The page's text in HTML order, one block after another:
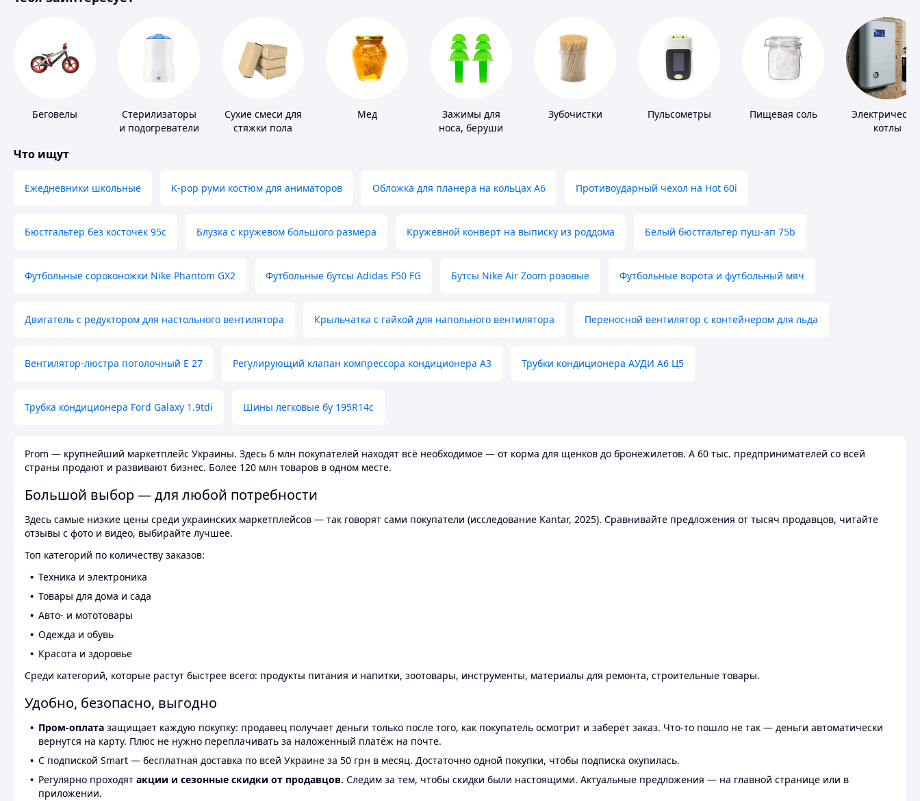
Беговелы
Стерилизаторы
и подогреватели
Сухие смеси для
стяжки пола
Мед
Зажимы для
носа, беруши
Зубочистки Пульсометры Пищевая соль
котлы
Что ищут
Ежедневники школьные K-pop руми костюм для аниматоров Обложка для планера на кольцах А6 Противоударный чехол на Hot 60i
Бюстгальтер без косточек 95с Блузка с кружевом большого размера Кружевной конверт на выписку из роддома Белый бюстгальтер пуш-ап 75b
Футбольные сороконожки Nike Phantom GX2 Футбольные бутсы Adidas F50 FG Бутсы Nike Air Zoom розовые Футбольные ворота и футбольный мяч
Двигатель с редуктором для настольного вентилятора Крыльчатка с гайкой для напольного вентилятора Переносной вентилятор с контейнером для льда
Вентилятор-люстра потолочный E 27 Регулирующий клапан компрессора кондиционера А3 Трубки кондиционера АУДИ А6 Ц5
Трубка кондиционера Ford Galaxy 1.9tdi Шины легковые бу 195R14c
Prom — крупнейший маркетплейс Украины. Здесь 6 млн покупателей находят всё необходимое — от корма для щенков до бронежилетов. А 60 тыс. предпринимателей со всей
страны продают и развивают бизнес. Более 120 млн товаров в одном месте.
Большой выбор — для любой потребности
Здесь самые низкие цены среди украинских маркетплейсов — так говорят сами покупатели (исследование Kantar, 2025). Сравнивайте предложения от тысяч продавцов, читайте
отзывы с фото и видео, выбирайте лучшее.
Топ категорий по количеству заказов:
Техника и электроника
Товары для дома и сада
Авто- и мототовары
Одежда и обувь
Красота и здоровье
Среди категорий, которые растут быстрее всего: продукты питания и напитки, зоотовары, инструменты, материалы для ремонта, строительные товары.
Удобно, безопасно, выгодно
Пром-оплата защищает каждую покупку: продавец получает деньги только после того, как покупатель осмотрит и заберёт заказ. Что-то пошло не так — деньги автоматически
вернутся на карту. Плюс не нужно переплачивать за наложенный платёж на почте.
С подпиской Smart — бесплатная доставка по всей Украине за 50 грн в месяц. Достаточно одной покупки, чтобы подписка окупилась.
Регулярно проходят акции и сезонные скидки от продавцов. Следим за тем, чтобы скидки были настоящими. Актуальные предложения — на главной странице или в
приложении.